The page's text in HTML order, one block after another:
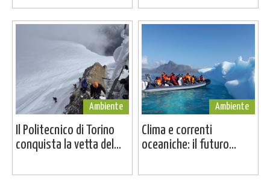
Ambiente
Il Politecnico di Torino
conquista la vetta del...
Ambiente
Clima e correnti
oceaniche: il futuro...